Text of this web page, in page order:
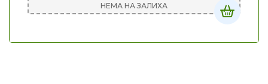
НЕМА НА ЗАЛИХА